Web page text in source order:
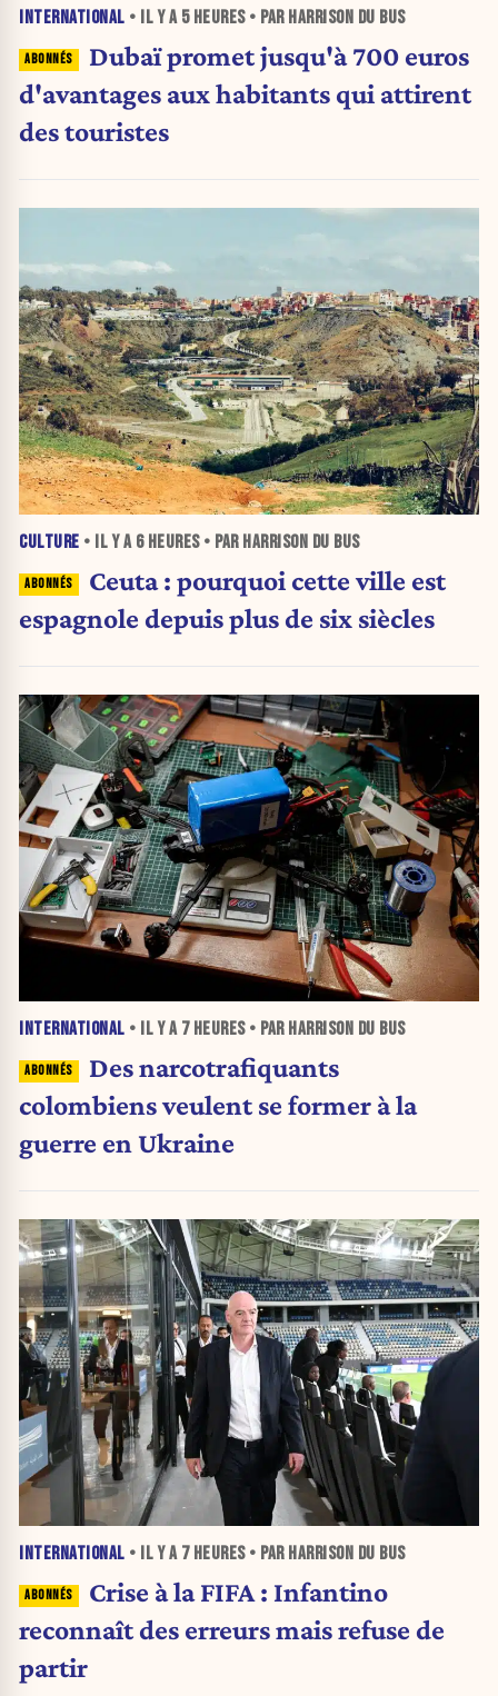
INTERNATIONAL • IL Y A 5 HEURES• PAR HARRISON DU BUS
Dubaï promet jusqu'à 700 euros
d'avantages aux habitants qui attirent
des touristes
CULTURE • IL Y A 6 HEURES• PAR HARRISON DU BUS
Ceuta : pourquoi cette ville est
espagnole depuis plus de six siècles
INTERNATIONAL • IL Y A 7 HEURES• PAR HARRISON DU BUS
Des narcotrafiquants
colombiens veulent se former à la
guerre en Ukraine
INTERNATIONAL • IL Y A 7 HEURES• PAR HARRISON DU BUS
Crise à la FIFA : Infantino
reconnaît des erreurs mais refuse de
partir